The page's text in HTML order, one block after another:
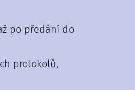
po předání do
protokolů,